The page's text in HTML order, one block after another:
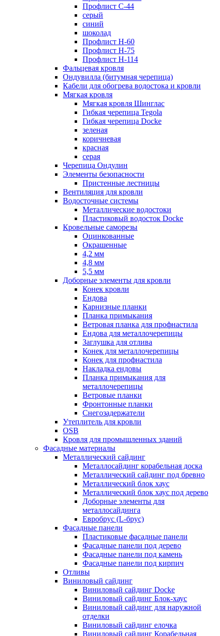
Профлист С-44
серый
синий
шоколад
Профлист Н-60
Профлист Н-75
Профлист H-114
Фальцевая кровля
Ондувилла (битумная черепица)
Кабели для обогрева водостока и кровли
Мягкая кровля
Мягкая кровля Шинглас
Гибкая черепица Tegola
Гибкая черепица Docke
зеленая
коричневая
красная
серая
Черепица Ондулин
Элементы безопасности
Пристенные лестницы
Вентиляция для кровли
Водосточные системы
Металлические водостоки
Пластиковый водосток Docke
Кровельные саморезы
Оцинкованные
Окрашенные
4,2 мм
4,8 мм
5,5 мм
Доборные элементы для кровли
Конек кровли
Ендова
Карнизные планки
Планка примыкания
Ветровая планка для профнастила
Ендова для металлочерепицы
Заглушка для отлива
Конек для металлочерепицы
Конек для профнастила
Накладка ендовы
Планка примыкания для
металлочерепицы
Ветровые планки
Фронтонные планки
Снегозадержатели
Утеплитель для кровли
OSB
Кровля для промышленных зданий
Фасадные материалы
Металлический сайдинг
Металлосайдинг корабельная доска
Металлический сайдинг под бревно
Металлический блок хаус
Металлический блок хаус под дерево
Доборные элементы для
металлосайдинга
Евробрус (L-брус)
Фасадные панели
Пластиковые фасадные панели
Фасадные панели под дерево
Фасадные панели под камень
Фасадные панели под кирпич
Отливы
Виниловый сайдинг
Виниловый сайдинг Docke
Виниловый сайдинг Блок-хаус
Виниловый сайдинг для наружной
отделки
Виниловый сайдинг елочка
Виниловый сайдинг Корабельная